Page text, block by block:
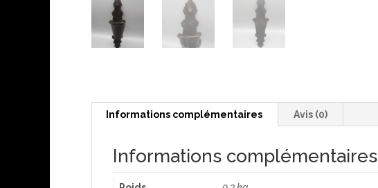
Informations complémentaires Avis (0)
Informations complémentaires